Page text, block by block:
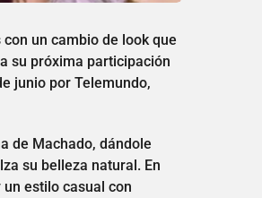
un cambio de look que
su próxima participación
junio por Telemundo,
de Machado, dándole
su belleza natural. En
estilo casual con